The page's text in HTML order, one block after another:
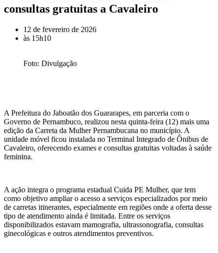
consultas gratuitas a Cavaleiro
12 de fevereiro de 2026
às 15h10
Foto: Divulgação
A Prefeitura do Jaboatão dos Guararapes, em parceria com o
Governo de Pernambuco, realizou nesta quinta-feira (12) mais uma
edição da Carreta da Mulher Pernambucana no município. A
unidade móvel ficou instalada no Terminal Integrado de Ônibus de
Cavaleiro, oferecendo exames e consultas gratuitas voltadas à saúde
feminina.
A ação integra o programa estadual Cuida PE Mulher, que tem
como objetivo ampliar o acesso a serviços especializados por meio
de carretas itinerantes, especialmente em regiões onde a oferta desse
tipo de atendimento ainda é limitada. Entre os serviços
disponibilizados estavam mamografia, ultrassonografia, consultas
ginecológicas e outros atendimentos preventivos.